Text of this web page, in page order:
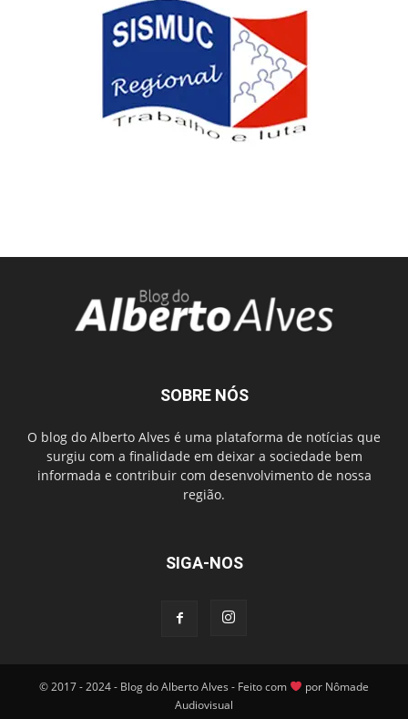
SOBRE NÓS
O blog do Alberto Alves é uma plataforma de notícias que
surgiu com a finalidade em deixar a sociedade bem
informada e contribuir com desenvolvimento de nossa
região.
SIGA-NOS
© 2017 - 2024 - Blog do Alberto Alves - Feito com
por Nômade
Audiovisual